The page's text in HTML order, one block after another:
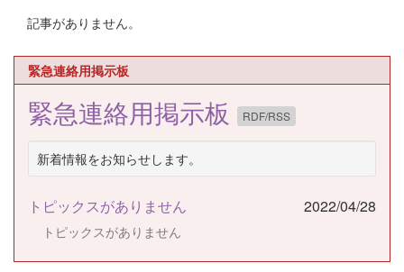
記事がありません。
緊急連絡用掲示板
緊急連絡用掲示板 RDF/RSS
新着情報をお知らせします。
トピックスがありません 2022/04/28
トピックスがありません